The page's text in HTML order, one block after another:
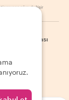
göre değişir
Site haritası